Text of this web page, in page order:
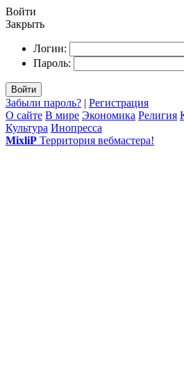
Войти
Закрыть
Логин:
Пароль:
Войти
Забыли пароль? | Регистрация
О сайте В мире Экономика Религия
Культура Инопресса
MixliP Территория вебмастера!